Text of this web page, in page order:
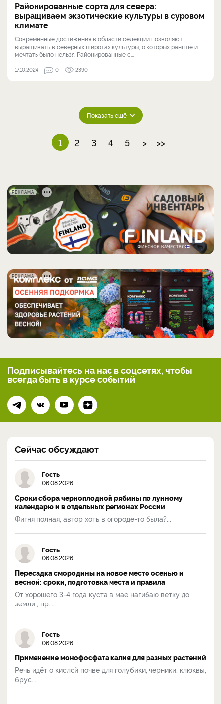
Районированные сорта для севера:
выращиваем экзотические культуры в суровом
климате
Современные достижения в области селекции позволяют
выращивать в северных широтах культуры, о которых раньше и
мечтать было нельзя. Районированные с...
17.10.2024 0 2390
Показать ещё
1 2 3 4 5 > >>
РЕКЛАМА
РЕКЛАМА
Подписывайтесь на нас в соцсетях, чтобы
всегдабыть в курсе событий
Сейчас обсуждают
Гость
06.08.2026
Сроки сбора черноплодной рябины по лунному
календарю и в отдельных регионах России
Фигня полная, автор хоть в огороде-то была?...
Гость
06.08.2026
Пересадка смородины на новое место осенью и
весной: сроки, подготовка места и правила
От хорошего 3-4 года куста в мае нагибаю ветку до
земли , пр...
Гость
06.08.2026
Применение монофосфата калия для разных растений
Речь идёт о кислой почве для голубики, черники, клюквы,
брус...